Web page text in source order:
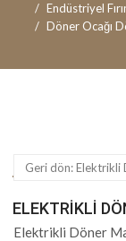
Endüstriyel
Döner Ocağı
Geri dön: Elektrikli
ELEKTRIKLI
Elektrikli Döner